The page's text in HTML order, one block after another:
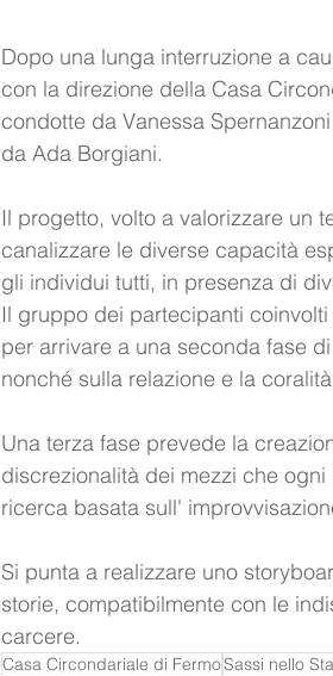
Dopo una lunga interruzione a
con la direzione della Casa
condotte da Vanessa
da Ada Borgiani.
Il progetto, volto a valorizzare un
canalizzare le diverse capacità
gli individui tutti, in presenza di
Il gruppo dei partecipanti
per arrivare a una seconda fase
nonché sulla relazione e la
Una terza fase prevede la
discrezionalità dei mezzi che
ricerca basata sull'
Si punta a realizzare uno
storie, compatibilmente con le
carcere.
Casa Circondariale di FermoSassi nello